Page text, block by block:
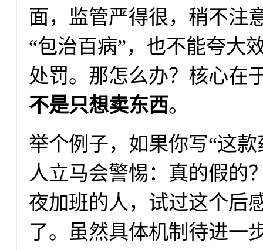
面，监管严得很，稍不注
“包治百病”，也不能夸大
处罚。那怎么办？核心在
不是只想卖东西。
举个例子，如果你写“这
人立马会警惕：真的假的
夜加班的人，试过这个后
了。虽然具体机制待进一